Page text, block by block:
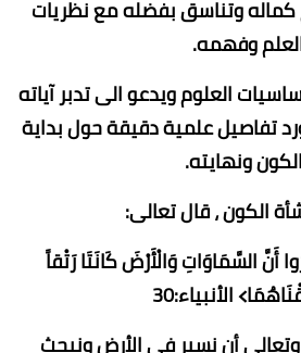
كماله وتناسق بفضله مع نظريات
وفهمه.
العلوم ويدعو الى تدبر آياته
تفاصيل علمية دقيقة حول بداية
الكون ونهايته.
الكون ، قال تعالى:
أَنَّ السَّمَاوَاتِ وَالْأَرْضَ كَانَتَا رَتْقاً
الأنبياء:30
وتعالى أن نسير في الأرض ونبحث